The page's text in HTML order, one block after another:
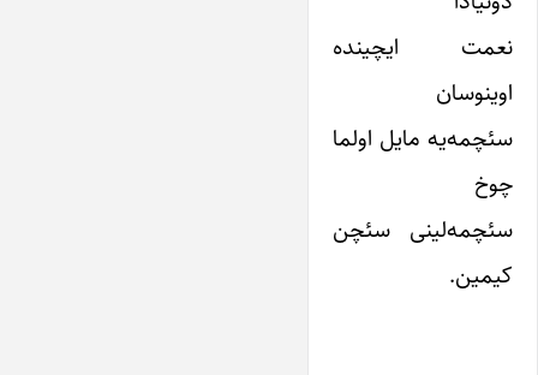
نعمت ایچینده
اوینوسان
سئچمه‌یه مایل اولما
چوخ
سئچمه‌لینی سئچن
کیمین.